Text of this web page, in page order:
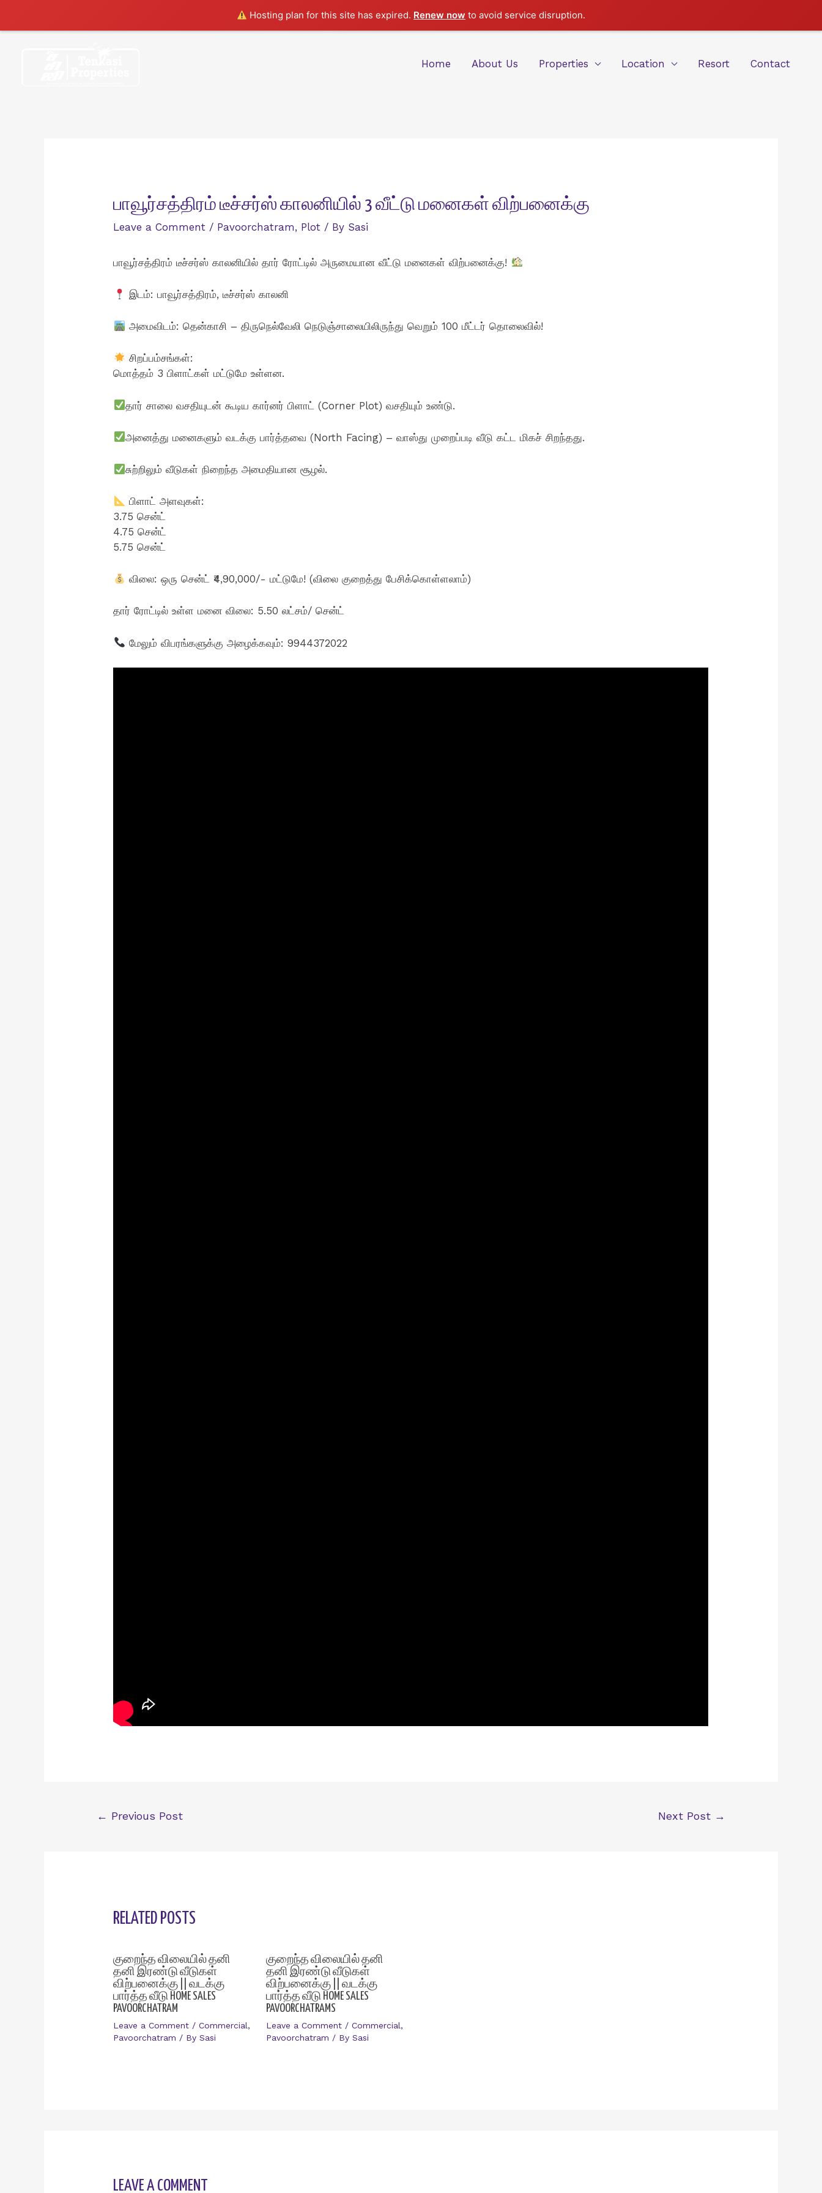
Hosting plan for this site has expired. Renew now to avoid service disruption.
Home About Us Properties Location Resort Contact
பாவூர்சத்திரம் டீச்சர்ஸ் காலனியில் 3 வீட்டு மனைகள் விற்பனைக்கு
Leave a Comment / Pavoorchatram, Plot / By Sasi
பாவூர்சத்திரம் டீச்சர்ஸ் காலனியில் தார் ரோட்டில் அருமையான வீட்டு மனைகள் விற்பனைக்கு!
இடம்: பாவூர்சத்திரம், டீச்சர்ஸ் காலனி
அமைவிடம்: தென்காசி – திருநெல்வேலி நெடுஞ்சாலையிலிருந்து வெறும் 100 மீட்டர் தொலைவில்!
சிறப்பம்சங்கள்:
​மொத்தம் 3 பிளாட்கள் மட்டுமே உள்ளன.
​தார் சாலை வசதியுடன் கூடிய கார்னர் பிளாட் (Corner Plot) வசதியும் உண்டு.
​அனைத்து மனைகளும் வடக்கு பார்த்தவை (North Facing) – வாஸ்து முறைப்படி வீடு கட்ட மிகச் சிறந்தது.
​சுற்றிலும் வீடுகள் நிறைந்த அமைதியான சூழல்.
பிளாட் அளவுகள்:
​3.75 சென்ட்
​4.75 சென்ட்
​5.75 சென்ட்
விலை: ஒரு சென்ட் ₹4,90,000/- மட்டுமே! (விலை குறைத்து பேசிக்கொள்ளலாம்)
தார் ரோட்டில் உள்ள மனை விலை: 5.50 லட்சம்/ சென்ட்
மேலும் விபரங்களுக்கு அழைக்கவும்: 9944372022
← Previous Post Next Post →
RELATED POSTS
குறைந்த விலையில் தனி
தனி இரண்டு வீடுகள்
விற்பனைக்கு || வடக்கு
பார்த்த வீடு HOME SALES
PAVOORCHATRAM
Leave a Comment /Commercial,
Pavoorchatram / BySasi
குறைந்த விலையில் தனி
தனி இரண்டு வீடுகள்
விற்பனைக்கு || வடக்கு
பார்த்த வீடு HOME SALES
PAVOORCHATRAMS
Leave a Comment / Commercial,
Pavoorchatram / By Sasi
LEAVE A COMMENT